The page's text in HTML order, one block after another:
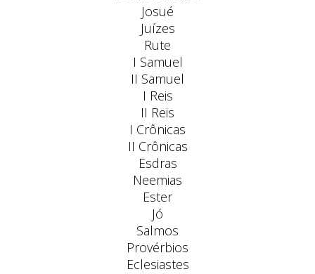
Josué
Juízes
Rute
I Samuel
II Samuel
I Reis
II Reis
I Crônicas
II Crônicas
Esdras
Neemias
Ester
Jó
Salmos
Provérbios
Eclesiastes